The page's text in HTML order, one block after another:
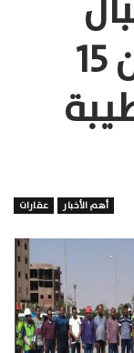
فصل الشتاء بمدن 15
أهم الأخبار عقارات